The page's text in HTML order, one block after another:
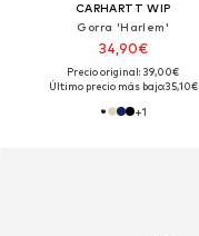
CARHARTT WIP
Gorra 'Harlem'
34,90€
Precio original: 39,00€
Último precio más bajo:35,10€
+1